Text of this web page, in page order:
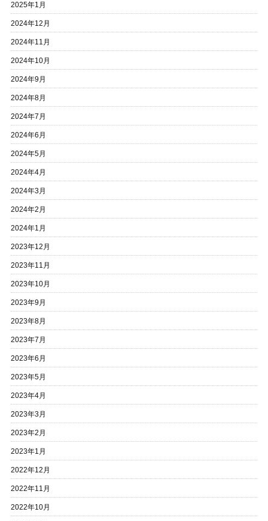
2025年1月
2024年12月
2024年11月
2024年10月
2024年9月
2024年8月
2024年7月
2024年6月
2024年5月
2024年4月
2024年3月
2024年2月
2024年1月
2023年12月
2023年11月
2023年10月
2023年9月
2023年8月
2023年7月
2023年6月
2023年5月
2023年4月
2023年3月
2023年2月
2023年1月
2022年12月
2022年11月
2022年10月